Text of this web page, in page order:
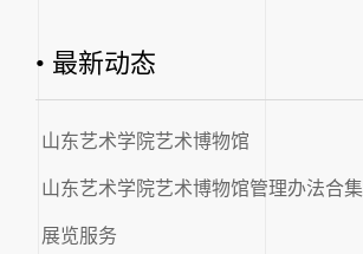
• 最新动态
山东艺术学院艺术博物馆
山东艺术学院艺术博物馆管理办法合集
展览服务